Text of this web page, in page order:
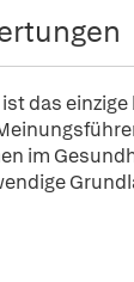
das
im